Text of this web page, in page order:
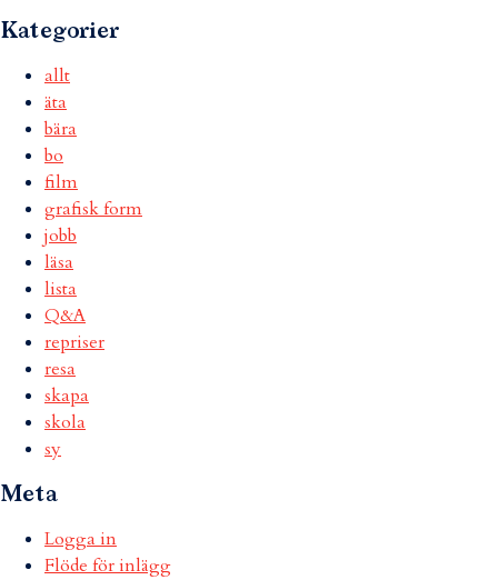
Kategorier
allt
äta
bära
bo
film
grafisk form
jobb
läsa
lista
Q&A
repriser
resa
skapa
skola
sy
Meta
Logga in
Flöde för inlägg